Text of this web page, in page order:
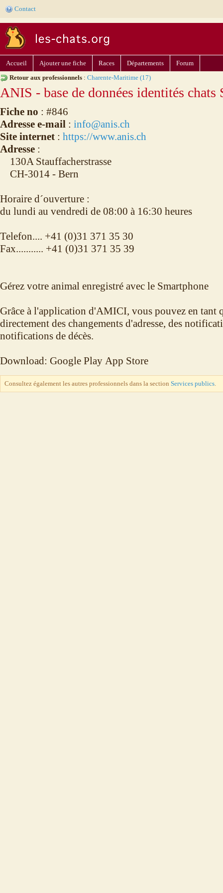
Contact
Accueil Ajouter une fiche Races Départements
Forum
Retour aux professionnels : Charente-Maritime (17)
ANIS - base de données identités chats
Fiche no : #846
Adresse e-mail : info@anis.ch
Site internet : https://www.anis.ch
Adresse :
130A Stauffacherstrasse
CH-3014 - Bern
Horaire d´ouverture :
du lundi au vendredi de 08:00 à 16:30 heures
Telefon.... +41 (0)31 371 35 30
Fax........... +41 (0)31 371 35 39
Gérez votre animal enregistré avec le Smartphone
Grâce à l'application d'AMICI, vous pouvez en tant
directement des changements d'adresse, des
notifications de décès.
Download: Google Play App Store
Consultez également les autres professionnels dans la section Services publics.